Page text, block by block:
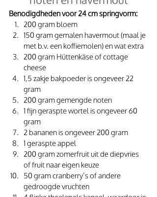
Benodigdheden voor 24 cm springvorm:
200 gram bloem
150 gram gemalen havermout (maal je
met b.v. een koffiemolen) en wat extra
200 gram Hüttenkäse of cottage
cheese
1,5 zakje bakpoeder is ongeveer 22
gram
200 gram gemengde noten
1 fijn geraspte wortel is ongeveer 60
gram
2 bananen is ongeveer 200 gram
1 geraspte appel
200 gram zomerfruit uit de diepvries
of fruit naar eigen keuze
50 gram cranberry’s of andere
gedroogde vruchten